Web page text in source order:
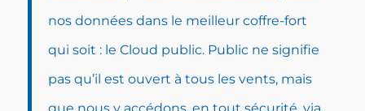
nos données dans le meilleur coffre-fort
qui soit : le Cloud public. Public ne signifie
pas qu’il est ouvert à tous les vents, mais